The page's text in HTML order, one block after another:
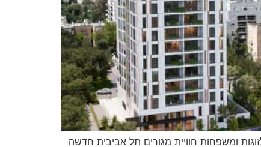
ומשפחות חוויית מגורים תל אביבית חדשה